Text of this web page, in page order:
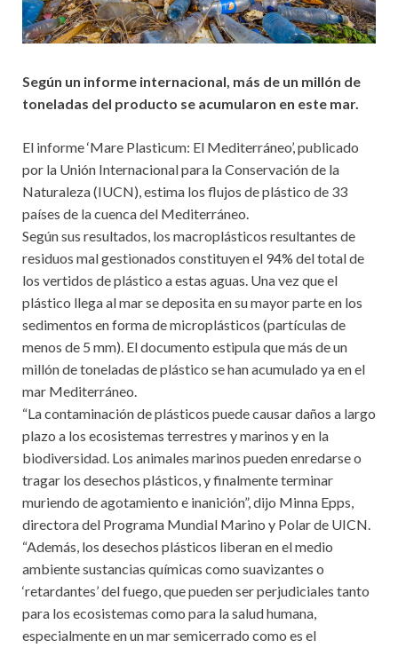
Según un informe internacional, más de un millón de
toneladas del producto se acumularon en este mar.
El informe ‘Mare Plasticum: El Mediterráneo’, publicado
por la Unión Internacional para la Conservación de la
Naturaleza (IUCN), estima los flujos de plástico de 33
países de la cuenca del Mediterráneo.
Según sus resultados, los macroplásticos resultantes de
residuos mal gestionados constituyen el 94% del total de
los vertidos de plástico a estas aguas. Una vez que el
plástico llega al mar se deposita en su mayor parte en los
sedimentos en forma de microplásticos (partículas de
menos de 5 mm). El documento estipula que más de un
millón de toneladas de plástico se han acumulado ya en el
mar Mediterráneo.
“La contaminación de plásticos puede causar daños a largo
plazo a los ecosistemas terrestres y marinos y en la
biodiversidad. Los animales marinos pueden enredarse o
tragar los desechos plásticos, y finalmente terminar
muriendo de agotamiento e inanición”, dijo Minna Epps,
directora del Programa Mundial Marino y Polar de UICN.
“Además, los desechos plásticos liberan en el medio
ambiente sustancias químicas como suavizantes o
‘retardantes’ del fuego, que pueden ser perjudiciales tanto
para los ecosistemas como para la salud humana,
especialmente en un mar semicerrado como es el